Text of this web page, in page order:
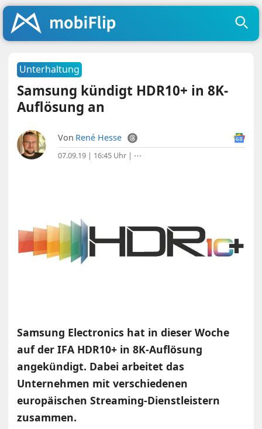
Unterhaltung
Samsung kündigt HDR10+ in 8K-
Auflösung an
Von René Hesse
07.09.19 | 16:45 Uhr | ⋯
Samsung Electronics hat in dieser Woche
auf der IFA HDR10+ in 8K-Auflösung
angekündigt. Dabei arbeitet das
Unternehmen mit verschiedenen
europäischen Streaming-Dienstleistern
zusammen.